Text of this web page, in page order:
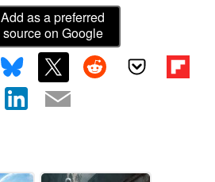
Add as a preferred
source on Google